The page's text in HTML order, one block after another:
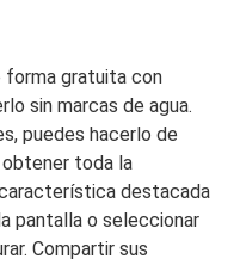
forma gratuita con
sin marcas de agua.
puedes hacerlo de
obtener toda la
destacada
pantalla o seleccionar
Compartir sus